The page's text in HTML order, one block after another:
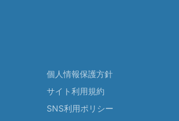
個人情報保護方針
サイト利用規約
SNS利用ポリシー